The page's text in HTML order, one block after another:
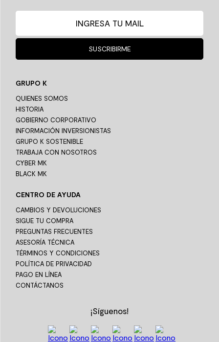
SUSCRIBIRME
GRUPO K
QUIENES SOMOS
HISTORIA
GOBIERNO CORPORATIVO
INFORMACIÓN INVERSIONISTAS
GRUPO K SOSTENIBLE
TRABAJA CON NOSOTROS
CYBER MK
BLACK MK
CENTRO DE AYUDA
CAMBIOS Y DEVOLUCIONES
SIGUE TU COMPRA
PREGUNTAS FRECUENTES
ASESORÍA TÉCNICA
TÉRMINOS Y CONDICIONES
POLÍTICA DE PRIVACIDAD
PAGO EN LÍNEA
CONTÁCTANOS
¡Síguenos!